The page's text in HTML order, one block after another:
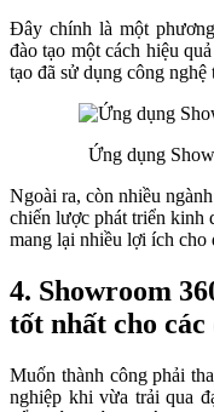
Đây chính là một
đào tạo một cách hiệu
tạo đã sử dụng công
Ứng dụng
Ngoài ra, còn nhiều
chiến lược phát triển kinh
mang lại nhiều lợi ích cho
4. Showroom
tốt nhất cho
Muốn thành công phải
nghiệp khi vừa trải qua